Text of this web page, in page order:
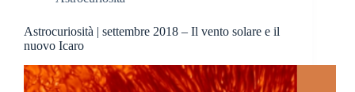
Astrocuriosità | settembre 2018 – Il vento solare e il
nuovo Icaro